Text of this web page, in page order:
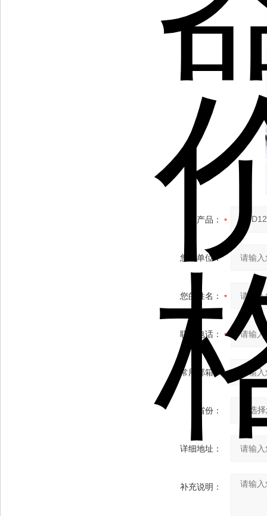
产品：
您的单位：
您的姓名：
联系电话：
常用邮箱：
省份：
详细地址：
补充说明：